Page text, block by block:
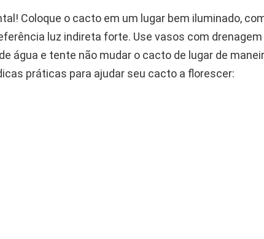
Coloque o cacto em um lugar bem iluminado,
luz indireta forte. Use vasos com drenagem
água e tente não mudar o cacto de lugar de
práticas para ajudar seu cacto a florescer: